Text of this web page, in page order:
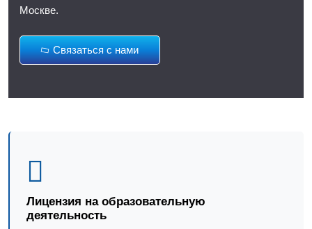
Москве.
Связаться с нами
Лицензия на образовательную
деятельность